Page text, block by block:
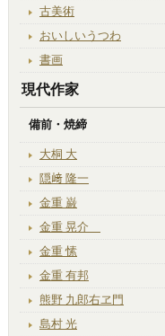
古美術
おいしいうつわ
書画
現代作家
備前・焼締
大桐 大
隠﨑 隆一
金重 巌
金重 晃介
金重 愫
金重 有邦
熊野 九郎右ヱ門
島村 光